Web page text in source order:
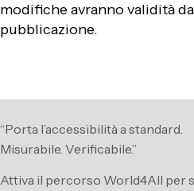
modifiche avranno validità
pubblicazione.
“Porta l’accessibilità a standard.
Misurabile. Verificabile.”
Attiva il percorso World4All per